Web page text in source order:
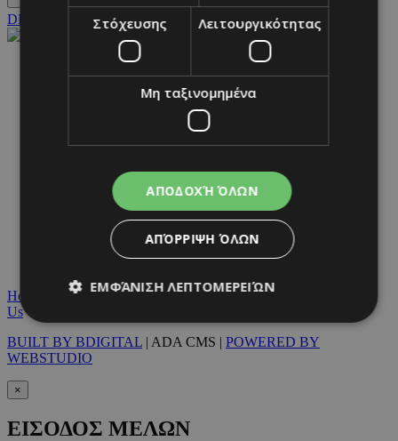
DESKTOP
Home Terms & Conditions |Privacy Policy|About Us
Us
BUILT BY BDIGITAL | ADA CMS | POWERED BY
WEBSTUDIO
×
ΕΙΣΟΔΟΣ ΜΕΛΩΝ
Στόχευσης Λειτουργικότητας
Μη ταξινομημένα
ΑΠΟΔΟΧΉ ΌΛΩΝ
ΑΠΌΡΡΙΨΗ ΌΛΩΝ
ΕΜΦΆΝΙΣΗ ΛΕΠΤΟΜΕΡΕΙΏΝ